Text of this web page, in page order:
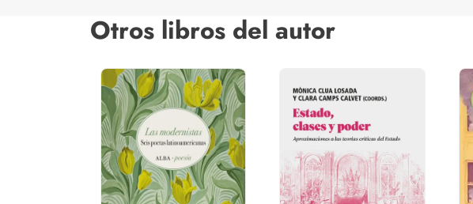
Otros libros del autor